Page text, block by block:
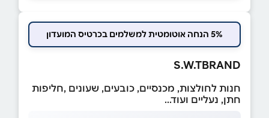
5% הנחה אוטומטית למשלמים בכרטיס המועדון
S.W.TBRAND
חנות לחולצות, מכנסיים, כובעים, שעונים ,חליפות
חתן, נעליים ועוד...